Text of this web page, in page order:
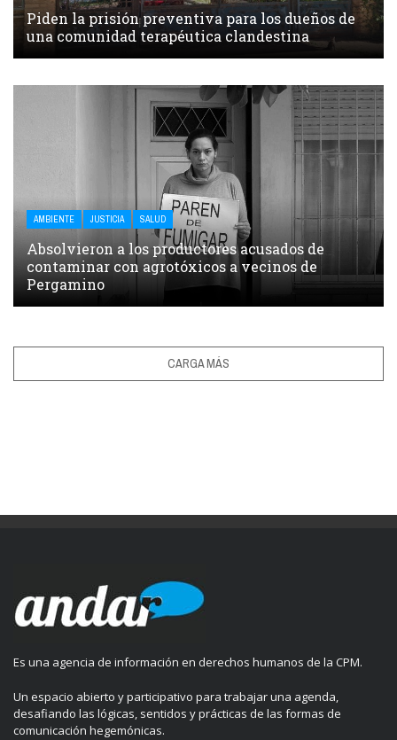
Piden la prisión preventiva para los dueños de
una comunidad terapéutica clandestina
AMBIENTE JUSTICIA SALUD
Absolvieron a los productores acusados de
contaminar con agrotóxicos a vecinos de
Pergamino
CARGA MÁS
Es una agencia de información en derechos humanos de la CPM.
Un espacio abierto y participativo para trabajar una agenda,
desafiando las lógicas, sentidos y prácticas de las formas de
comunicación hegemónicas.